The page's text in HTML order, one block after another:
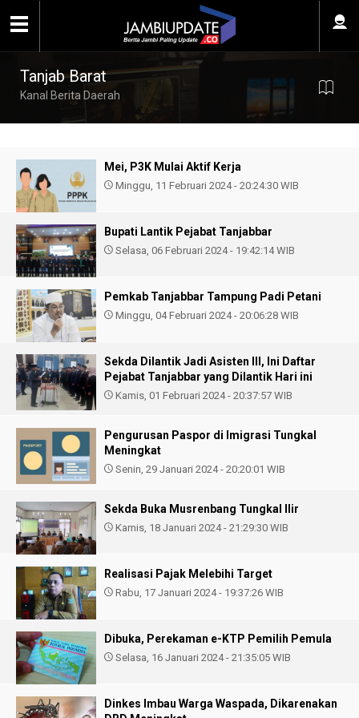
Tanjab Barat
Kanal Berita Daerah
Mei, P3K Mulai Aktif Kerja
Minggu, 11 Februari 2024 - 20:24:30 WIB
Bupati Lantik Pejabat Tanjabbar
Selasa, 06 Februari 2024 - 19:42:14 WIB
Pemkab Tanjabbar Tampung Padi Petani
Minggu, 04 Februari 2024 - 20:06:28 WIB
Sekda Dilantik Jadi Asisten III, Ini Daftar
Pejabat Tanjabbar yang Dilantik Hari ini
Kamis, 01 Februari 2024 - 20:37:57 WIB
Pengurusan Paspor di Imigrasi Tungkal
Meningkat
Senin, 29 Januari 2024 - 20:20:01 WIB
Sekda Buka Musrenbang Tungkal Ilir
Kamis, 18 Januari 2024 - 21:29:30 WIB
Realisasi Pajak Melebihi Target
Rabu, 17 Januari 2024 - 19:37:26 WIB
Dibuka, Perekaman e-KTP Pemilih Pemula
Selasa, 16 Januari 2024 - 21:35:05 WIB
Dinkes Imbau Warga Waspada, Dikarenakan